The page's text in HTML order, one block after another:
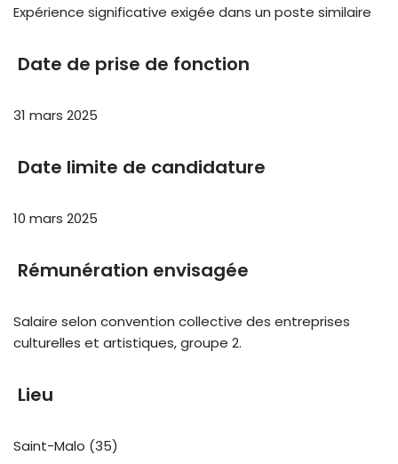
Expérience significative exigée dans un poste similaire
Date de prise de fonction
31 mars 2025
Date limite de candidature
10 mars 2025
Rémunération envisagée
Salaire selon convention collective des entreprises
culturelles et artistiques, groupe 2.
Lieu
Saint-Malo (35)